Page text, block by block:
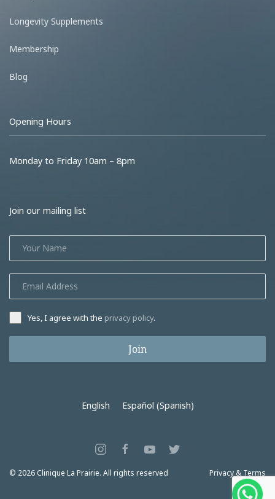
Longevity Supplements
Membership
Blog
Opening Hours
Monday to Friday 10am – 8pm
Join our mailing list
Yes, I agree with the privacy policy.
Join
English Español (Spanish)
© 2026 Clinique La Prairie. All rights reserved Privacy & Terms